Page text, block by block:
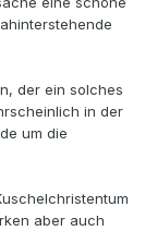
der ein solches
in der
um die
aber auch